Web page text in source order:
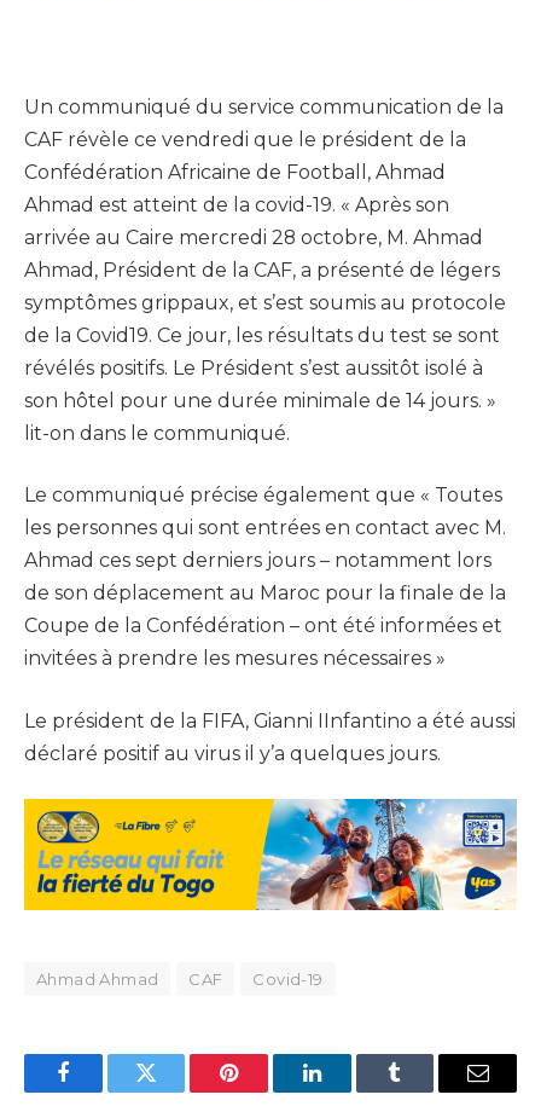
Un communiqué du service communication de la
CAF révèle ce vendredi que le président de la
Confédération Africaine de Football, Ahmad
Ahmad est atteint de la covid-19. « Après son
arrivée au Caire mercredi 28 octobre, M. Ahmad
Ahmad, Président de la CAF, a présenté de légers
symptômes grippaux, et s’est soumis au protocole
de la Covid19. Ce jour, les résultats du test se sont
révélés positifs. Le Président s’est aussitôt isolé à
son hôtel pour une durée minimale de 14 jours. »
lit-on dans le communiqué.
Le communiqué précise également que « Toutes
les personnes qui sont entrées en contact avec M.
Ahmad ces sept derniers jours – notamment lors
de son déplacement au Maroc pour la finale de la
Coupe de la Confédération – ont été informées et
invitées à prendre les mesures nécessaires »
Le président de la FIFA, Gianni IInfantino a été aussi
déclaré positif au virus il y’a quelques jours.
Ahmad Ahmad CAF Covid-19
FacebookTwitter Pinterest LinkedInTumblr Email